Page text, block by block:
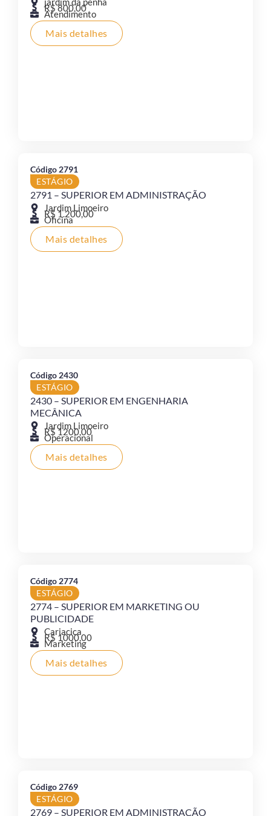
R$ 800,00
Atendimento
Mais detalhes
Código 2791
ESTÁGIO
2791 – SUPERIOR EM ADMINISTRAÇÃO
Jardim Limoeiro
R$ 1.200,00
Oficina
Mais detalhes
Código 2430
ESTÁGIO
2430 – SUPERIOR EM ENGENHARIA
MECÂNICA
Jardim Limoeiro
R$ 1200,00
Operacional
Mais detalhes
Código 2774
ESTÁGIO
2774 – SUPERIOR EM MARKETING OU
PUBLICIDADE
Cariacica
R$ 1000,00
Marketing
Mais detalhes
Código 2769
ESTÁGIO
2769 – SUPERIOR EM ADMINISTRAÇÃO